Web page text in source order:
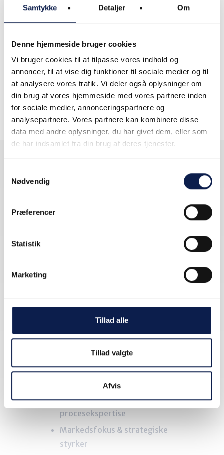
Samtykke Detaljer Om
Denne hjemmeside bruger cookies
Vi bruger cookies til at tilpasse vores indhold og
annoncer, til at vise dig funktioner til sociale medier og til
at analysere vores trafik. Vi deler også oplysninger om
din brug af vores hjemmeside med vores partnere inden
for sociale medier, annonceringspartnere og
analysepartnere. Vores partnere kan kombinere disse
data med andre oplysninger, du har givet dem, eller som
de har indsamlet fra din brug af deres tjenester.
Nødvendig
Præferencer
Statistik
Marketing
Tillad alle
Tillad valgte
Afvis
Branchefokus
Automotive
Bank, finans
Forsikring
Kultur, forlystelser og sport
fiskeri
Medie
Få indsigt.
Bliv klogere.
Lås op for
premium
indhold.
adgang til mere indsigt om dette
system, herunder:
Branchefokus &
procesekspertise
Markedsfokus & strategiske
styrker